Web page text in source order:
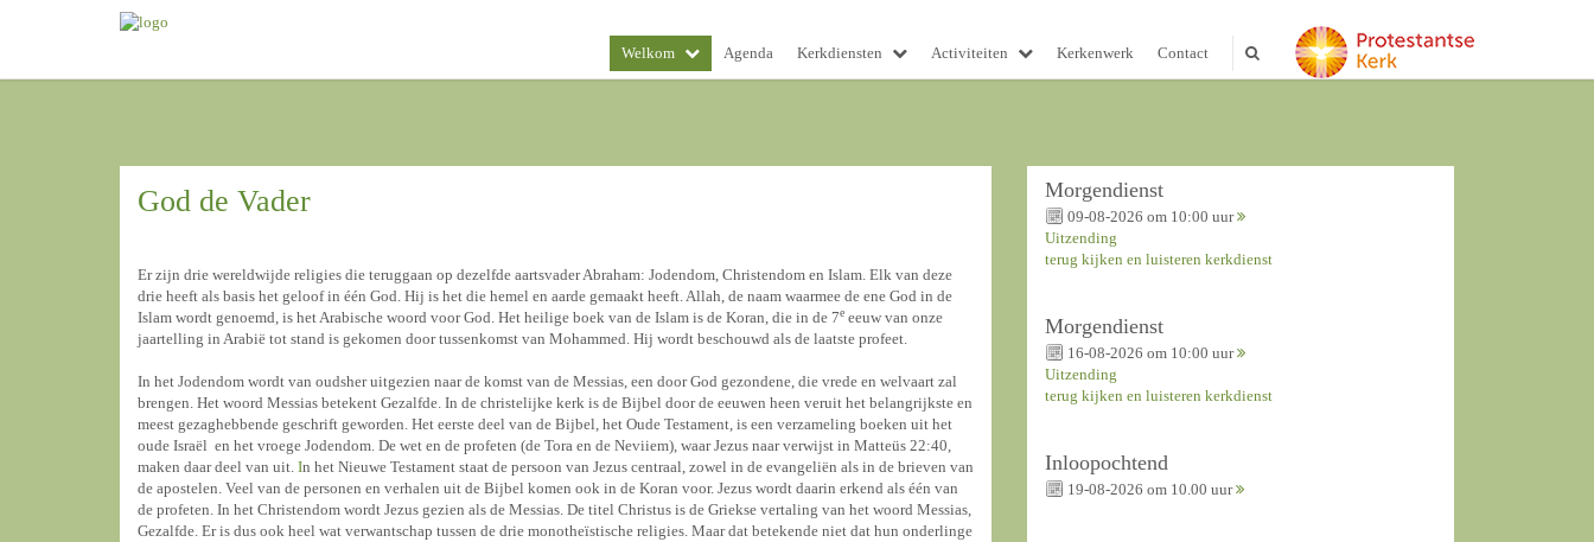
Welkom Agenda Kerkdiensten Activiteiten Kerkenwerk Contact
God de Vader
Er zijn drie wereldwijde religies die teruggaan op dezelfde aartsvader Abraham: Jodendom, Christendom en Islam. Elk van deze
drie heeft als basis het geloof in één God. Hij is het die hemel en aarde gemaakt heeft. Allah, de naam waarmee de ene God in de
Islam wordt genoemd, is het Arabische woord voor God. Het heilige boek van de Islam is de Koran, die in de 7e eeuw van onze
jaartelling in Arabië tot stand is gekomen door tussenkomst van Mohammed. Hij wordt beschouwd als de laatste profeet.
In het Jodendom wordt van oudsher uitgezien naar de komst van de Messias, een door God gezondene, die vrede en welvaart zal
brengen. Het woord Messias betekent Gezalfde. In de christelijke kerk is de Bijbel door de eeuwen heen veruit het belangrijkste en
meest gezaghebbende geschrift geworden. Het eerste deel van de Bijbel, het Oude Testament, is een verzameling boeken uit het
oude Israël en het vroege Jodendom. De wet en de profeten (de Tora en de Neviiem), waar Jezus naar verwijst in Matteüs 22:40,
maken daar deel van uit. In het Nieuwe Testament staat de persoon van Jezus centraal, zowel in de evangeliën als in de brieven van
de apostelen. Veel van de personen en verhalen uit de Bijbel komen ook in de Koran voor. Jezus wordt daarin erkend als één van
de profeten. In het Christendom wordt Jezus gezien als de Messias. De titel Christus is de Griekse vertaling van het woord Messias,
Gezalfde. Er is dus ook heel wat verwantschap tussen de drie monotheïstische religies. Maar dat betekende niet dat hun onderlinge
Morgendienst
09-08-2026 om 10:00 uur
Uitzending
terug kijken en luisteren kerkdienst
Morgendienst
16-08-2026 om 10:00 uur
Uitzending
terug kijken en luisteren kerkdienst
Inloopochtend
19-08-2026 om 10.00 uur